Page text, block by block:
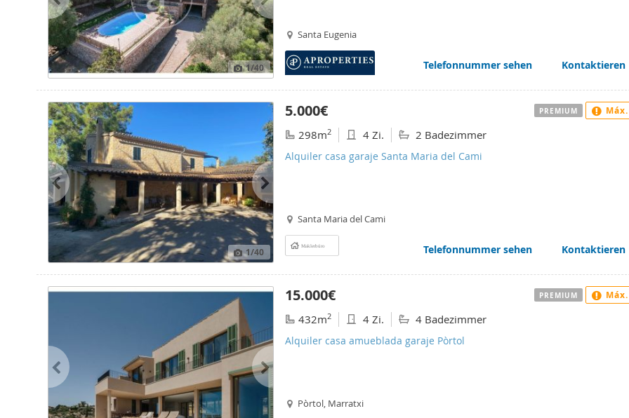
1/40
Santa Eugenia
Telefonnummer sehen Kontaktieren
1/40
5.000€
298m2 4 Zi. 2 Badezimmer
Alquiler casa garaje Santa Maria del Cami
Santa Maria del Cami
Maklerbüro Telefonnummer sehen Kontaktieren
PREMIUM
15.000€
432m2 4 Zi. 4 Badezimmer
Alquiler casa amueblada garaje Pòrtol
Pòrtol, Marratxi
PREMIUM